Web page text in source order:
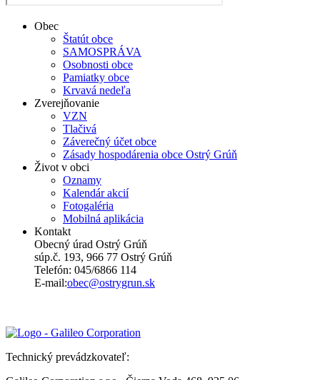
Obec
Štatút obce
SAMOSPRÁVA
Osobnosti obce
Pamiatky obce
Krvavá nedeľa
Zverejňovanie
VZN
Tlačivá
Záverečný účet obce
Zásady hospodárenia obce Ostrý Grúň
Život v obci
Oznamy
Kalendár akcií
Fotogaléria
Mobilná aplikácia
Kontakt
Obecný úrad Ostrý Grúň
súp.č. 193, 966 77 Ostrý Grúň
Telefón: 045/6866 114
E-mail:obec@ostrygrun.sk
Technický prevádzkovateľ: